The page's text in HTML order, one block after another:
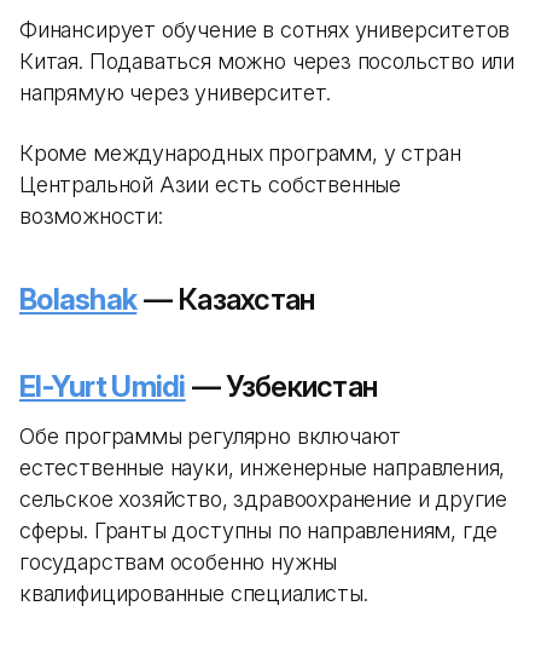
Финансирует обучение в сотнях университетов
Китая. Подаваться можно через посольство или
напрямую через университет.
Кроме международных программ, у стран
Центральной Азии есть собственные
возможности:
Bolashak— Казахстан
El-Yurt Umidi — Узбекистан
Обе программы регулярно включают
естественные науки, инженерные направления,
сельское хозяйство, здравоохранение и другие
сферы. Гранты доступны по направлениям, где
государствам особенно нужны
квалифицированные специалисты.